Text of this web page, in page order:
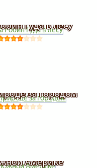
Гуда в лесу
за городом
Америке